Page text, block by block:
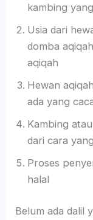
kambing
Usia dari
domba
aqiqah
Hewan
ada yang
Kambing
dari cara
Proses
halal
Belum ada dalil